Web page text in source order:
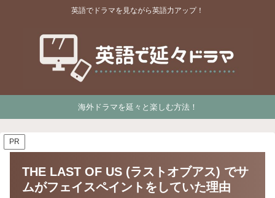
英語でドラマを見ながら英語力アップ！
海外ドラマを延々と楽しむ方法！
PR
THE LAST OF US (ラストオブアス) でサ
ムがフェイスペイントをしていた理由